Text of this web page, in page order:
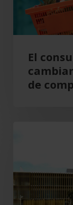
hábitos
compra
El
de
193
millones,
un